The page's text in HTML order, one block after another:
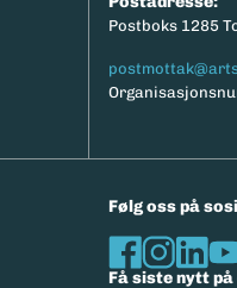
Postboks 1285
Følg oss på
Få siste nytt